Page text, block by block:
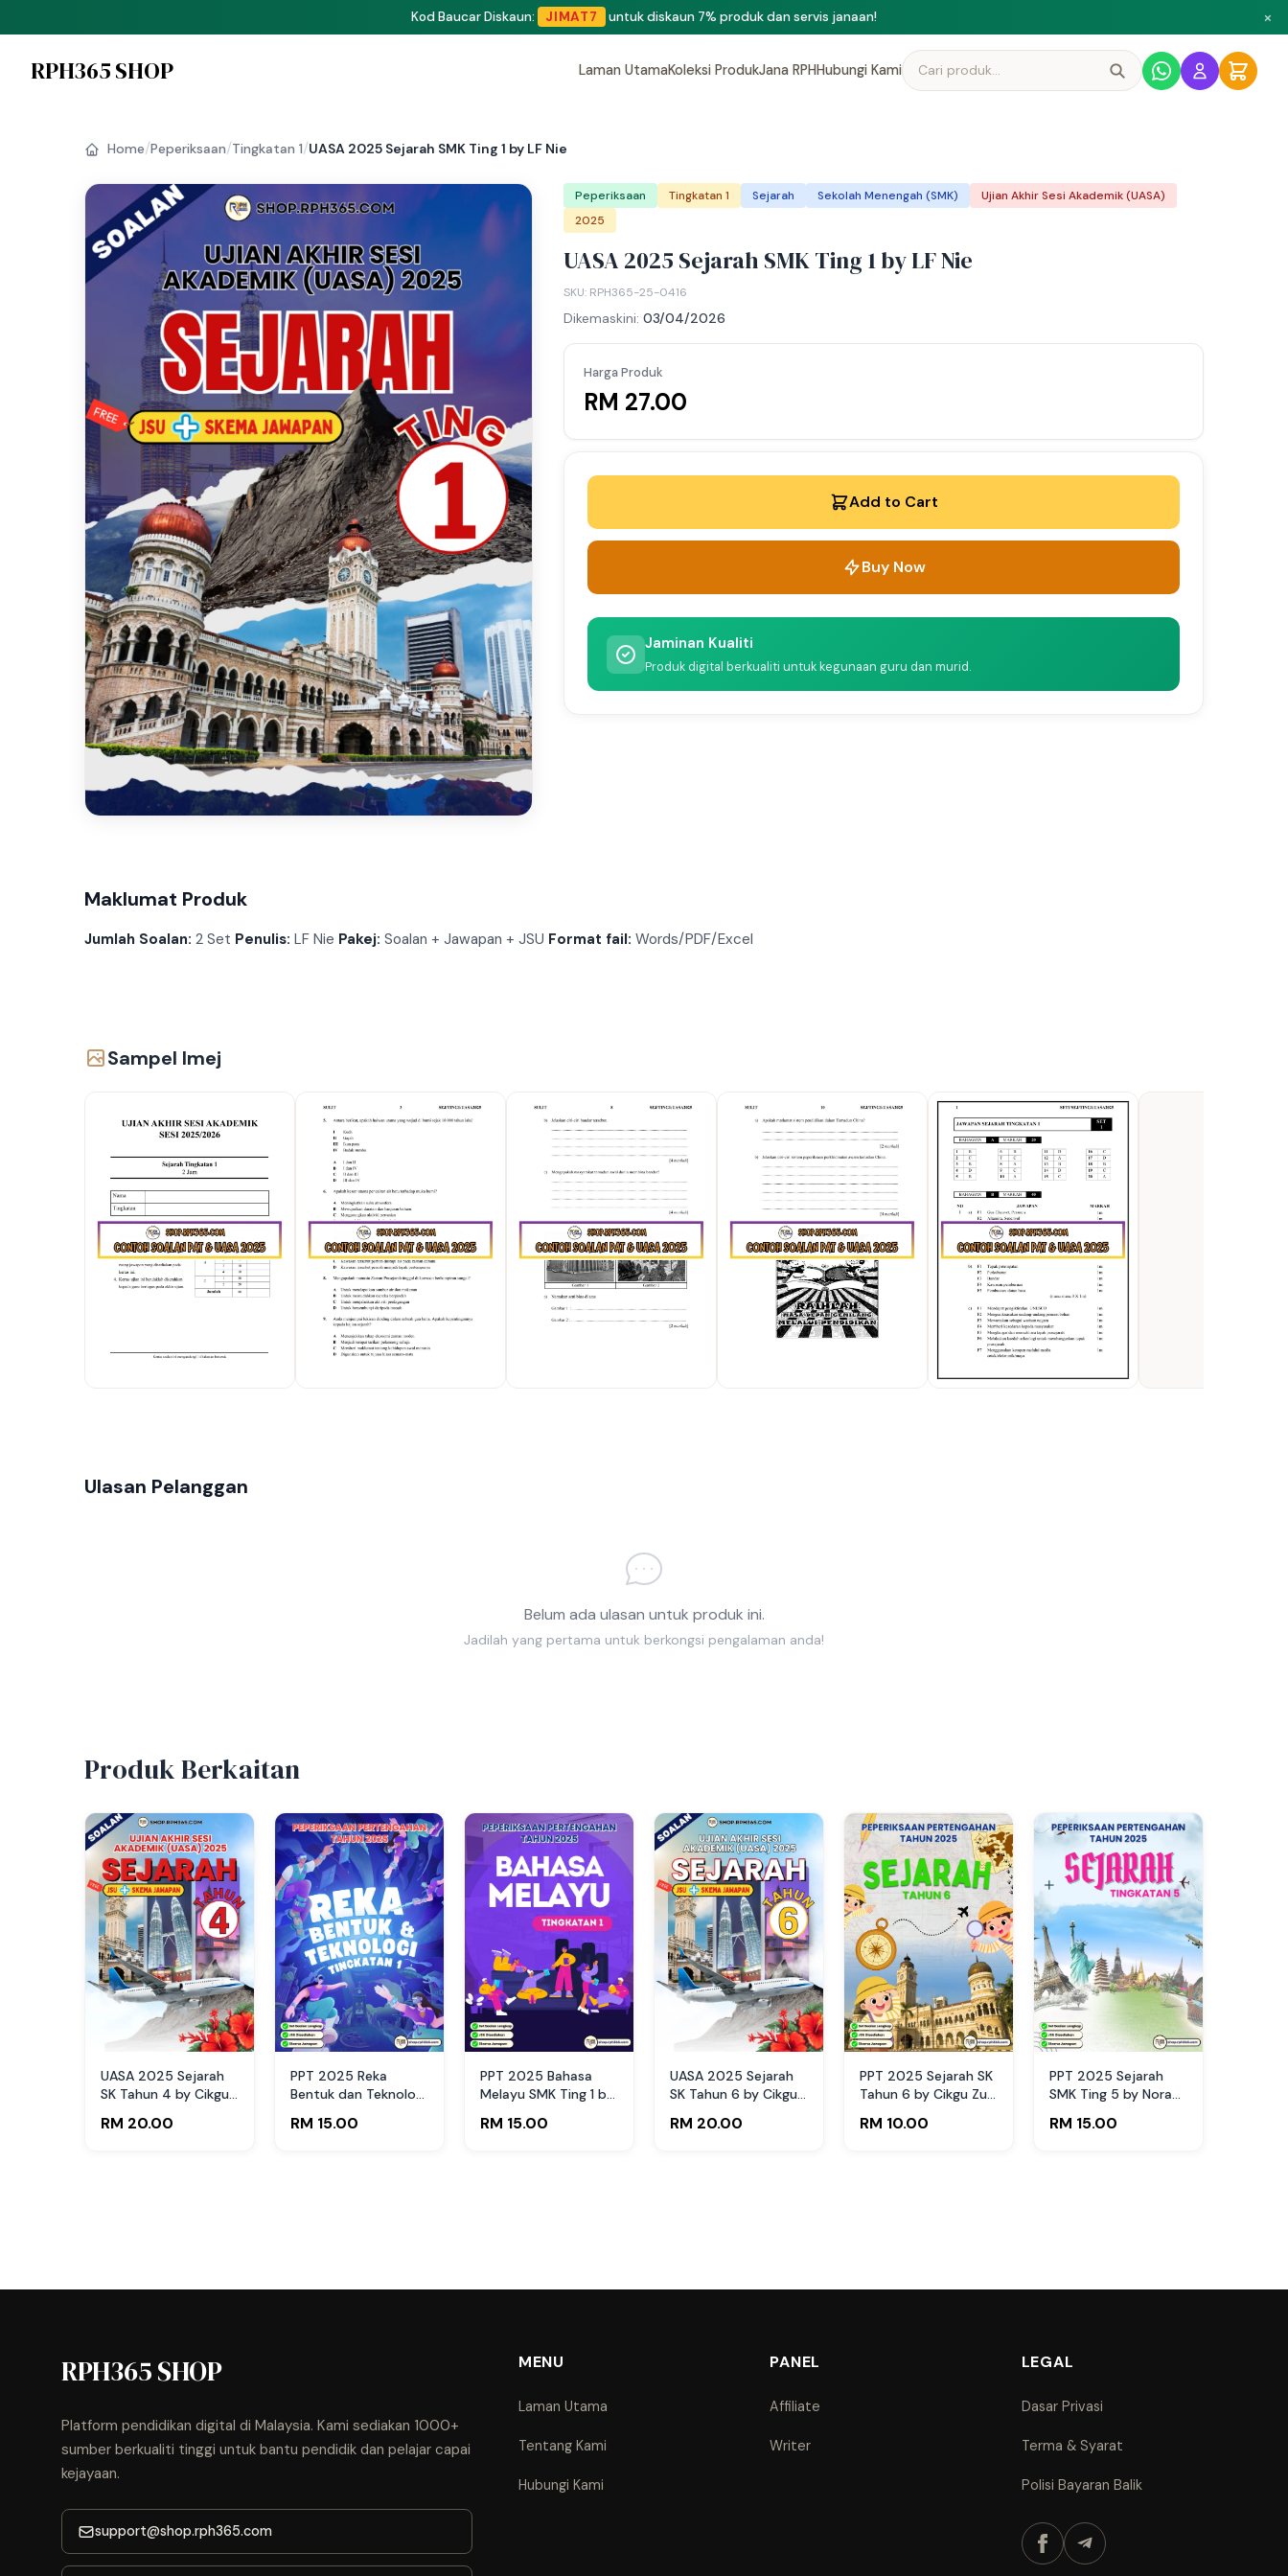
Peluang menjadi penulis dan penyedia bahan di Shop RPH365.Klik di sini ×
RPH365 SHOP Laman UtamaKoleksi ProdukJana RPHHubungi Kami
Home/Peperiksaan/Tingkatan 1/UASA 2025 Sejarah SMK Ting 1 by LF Nie
Peperiksaan Tingkatan 1 Sejarah Sekolah Menengah (SMK)
Ujian Akhir Sesi Akademik (UASA)
2025
UASA 2025 Sejarah SMK Ting 1 by LF Nie
SKU: RPH365-25-0416
Dikemaskini: 03/04/2026
Harga Produk
RM 27.00
Add to Cart
Buy Now
Jaminan Kualiti
Produk digital berkualiti untuk kegunaan guru dan murid.
Maklumat Produk
Jumlah Soalan: 2 Set Penulis: LF Nie Pakej: Soalan + Jawapan + JSU Format fail: Words/PDF/Excel
Sampel Imej
Ulasan Pelanggan
Belum ada ulasan untuk produk ini.
Jadilah yang pertama untuk berkongsi pengalaman anda!
Produk Berkaitan
UASA 2025 Sejarah
SK Tahun 4 by Cikgu
RM 20.00
PPT 2025 Reka
Bentuk dan Teknologi
Nana (Edisi Guru)
RM 15.00
PPT 2025 Bahasa
Melayu SMK Ting 1 by
Guru)
RM 15.00
UASA 2025 Sejarah
SK Tahun 6 by Cikgu
RM 20.00
PPT 2025 Sejarah SK
Tahun 6 by Cikgu Zul
RM 10.00
PPT 2025 Sejarah
SMK Ting 5 by Nora
RM 15.00
RPH365 SHOP
Platform pendidikan digital di Malaysia. Kami sediakan 1000+
sumber berkualiti tinggi untuk bantu pendidik dan pelajar capai
kejayaan.
support@shop.rph365.com
MENU
Laman Utama
Tentang Kami
Hubungi Kami
PANEL
Affiliate
Writer
LEGAL
Dasar Privasi
Terma & Syarat
Polisi Bayaran Balik